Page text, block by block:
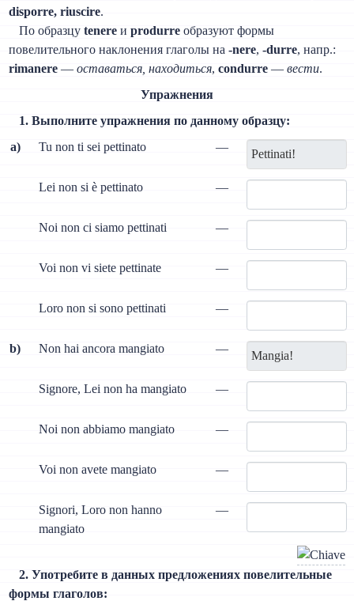
disporre, riuscire.
По образцу tenere и produrre образуют формы
повелительного наклонения глаголы на-nere,-durre, напр.:
rimanere —оставаться, находиться,condurre —вести.
Упражнения
1. Выполните упражнения по данному образцу:
a)
Tu non ti sei pettinato —
Lei non si è pettinato —
Noi non ci siamo pettinati —
Voi non vi siete pettinate —
Loro non si sono pettinati —
b) Non hai ancora mangiato —
Signore, Lei non ha mangiato —
Noi non abbiamo mangiato —
Voi non avete mangiato —
Signori, Loro non hanno
mangiato
—
2. Употребите в данных предложениях повелительные
формы глаголов: